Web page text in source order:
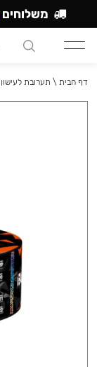
דף הבית \ תערובת לעישון
משלוחים